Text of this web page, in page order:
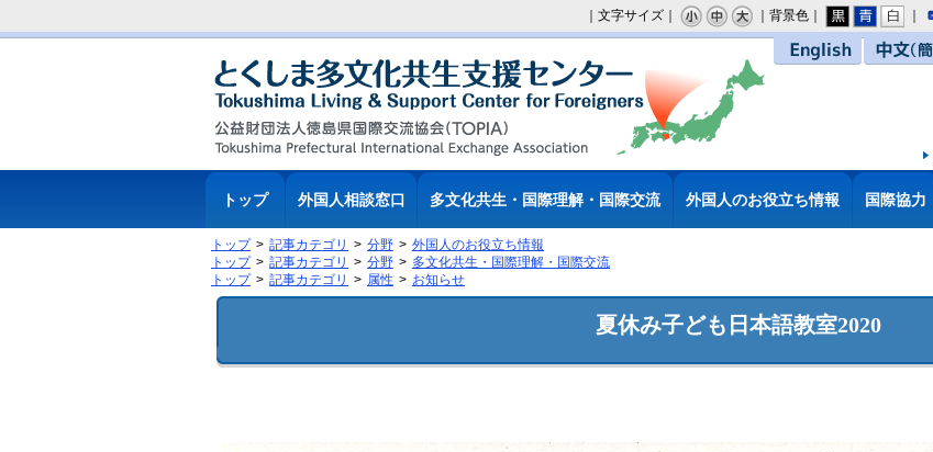
｜文字サイズ｜ ｜背景色｜
トップ 外国人相談窓口 多文化共生・国際理解・国際交流 外国人のお役立ち情報 国際協力
トップ 記事カテゴリ 分野
外国人のお役立ち情報
トップ
記事カテゴリ 分野
多文化共生・国際理解・国際交流
トップ
記事カテゴリ 属性 お知らせ
夏休み子ども日本語教室2020